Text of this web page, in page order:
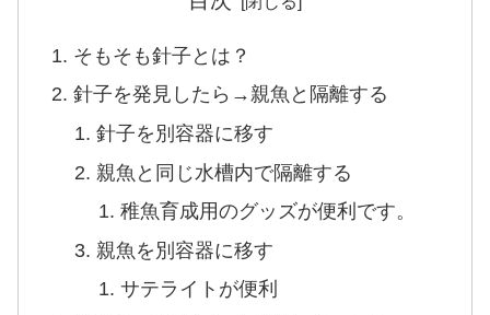
そもそも針子とは？
針子を発見したら→親魚と隔離する
針子を別容器に移す
親魚と同じ水槽内で隔離する
稚魚育成用のグッズが便利です。
親魚を別容器に移す
サテライトが便利